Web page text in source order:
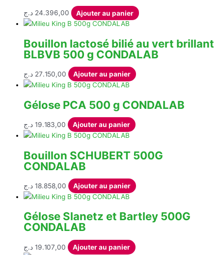
24.396,00 د.ج Ajouter au panier
Bouillon lactosé bilié au vert brillant
BLBVB 500 g CONDALAB
27.150,00 د.ج Ajouter au panier
Gélose PCA 500 g CONDALAB
19.183,00 د.ج Ajouter au panier
Bouillon SCHUBERT 500G
CONDALAB
18.858,00 د.ج Ajouter au panier
Gélose Slanetz et Bartley 500G
CONDALAB
19.107,00 د.ج Ajouter au panier